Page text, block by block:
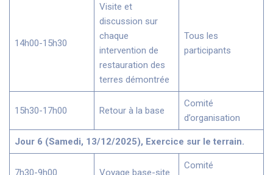
14h00-15h30
Visite et
discussion sur
chaque
intervention de
restauration des
terres démontrée
Tous les
participants
15h30-17h00 Retour à la base
Comité
d’organisation
Jour 6 (Samedi, 13/12/2025), Exercice sur le terrain.
7h30-9h00 Voyage base-site
Comité